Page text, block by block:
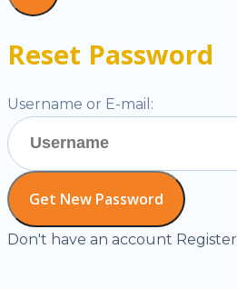
Reset Password
Username or E-mail:
Don't have an account Register